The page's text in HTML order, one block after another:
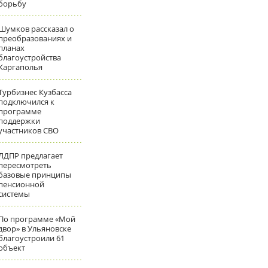
рассказал о
и
Кузбасса
к
СВО
предлагает
принципы
программе «Мой
в Ульяновске
61